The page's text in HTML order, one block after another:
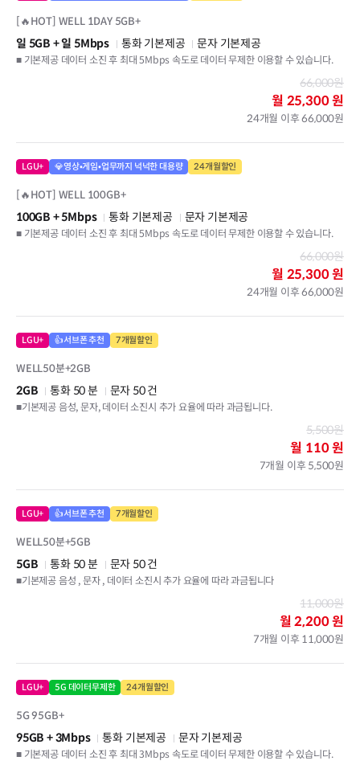
[🔥HOT] WELL 1DAY 5GB+
일 5GB + 일 5Mbps 통화 기본제공
문자 기본제공
■ 기본제공 데이터 소진 후 최대 5Mbps 속도로 데이터 무제한 이용할 수 있습니다.
66,000원
월 25,300 원
24개월 이후 66,000원
LGU+ 💎영상•게임•업무까지 넉넉한 대용량 24개월할인
[🔥HOT] WELL 100GB+
100GB + 5Mbps 통화 기본제공
문자 기본제공
■ 기본제공 데이터 소진 후 최대 5Mbps 속도로 데이터 무제한 이용할 수 있습니다.
66,000원
월 25,300 원
24개월 이후 66,000원
LGU+ 👍서브폰 추천 7개월할인
WELL50분+2GB
2GB 통화 50 분
문자 50 건
■기본제공 음성, 문자, 데이터 소진시 추가 요율에 따라 과금됩니다.
5,500원
월 110 원
7개월 이후 5,500원
LGU+ 👍서브폰 추천 7개월할인
WELL50분+5GB
5GB 통화 50 분
문자 50 건
■기본제공 음성 , 문자 , 데이터 소진시 추가 요율에 따라 과금됩니다
11,000원
월2,200 원
7개월 이후 11,000원
LGU+ 5G 데이터무제한 24개월할인
5G 95GB+
95GB + 3Mbps 통화 기본제공
문자 기본제공
■ 기본제공 데이터 소진 후 최대 3Mbps 속도로 데이터 무제한 이용할 수 있습니다.